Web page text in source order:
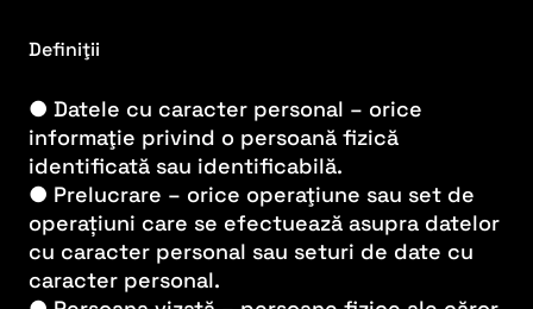
Definiţii
● Datele cu caracter personal – orice
informaţie privind o persoană fizică
identificată sau identificabilă.
● Prelucrare – orice operaţiune sau set de
operațiuni care se efectuează asupra datelor
cu caracter personal sau seturi de date cu
caracter personal.